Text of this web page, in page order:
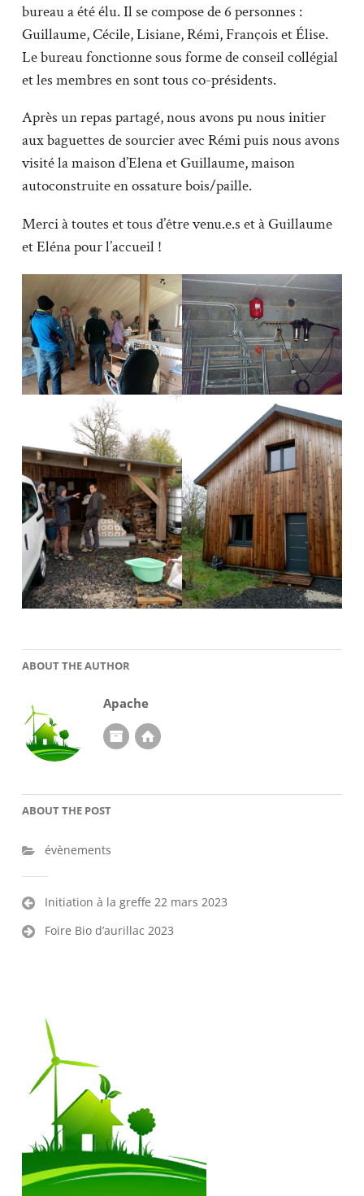
bureau a été élu. Il se compose de 6 personnes :
Guillaume, Cécile, Lisiane, Rémi, François et Élise.
Le bureau fonctionne sous forme de conseil collégial
et les membres en sont tous co-présidents.
Après un repas partagé, nous avons pu nous initier
aux baguettes de sourcier avec Rémi puis nous avons
visité la maison d’Elena et Guillaume, maison
autoconstruite en ossature bois/paille.
Merci à toutes et tous d’être venu.e.s et à Guillaume
et Eléna pour l’accueil !
ABOUT THE AUTHOR
Apache
ABOUT THE POST
évènements
Navigation
l’article
Initiation à la greffe 22 mars 2023
Foire Bio d’aurillac 2023